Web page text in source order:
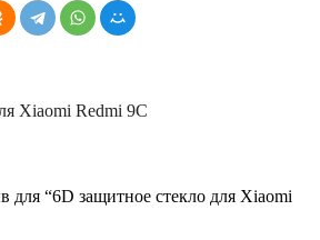
Xiaomi Redmi 9C
для “6D защитное стекло для Xiaomi